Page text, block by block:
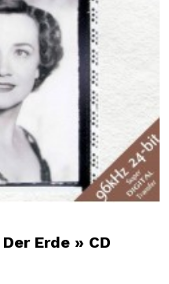
Erde » CD